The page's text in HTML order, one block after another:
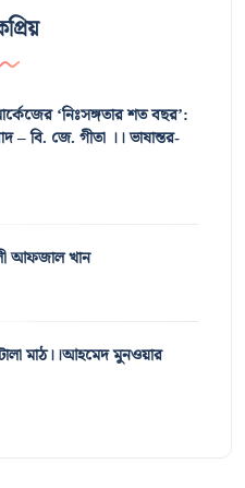
মার্কেজের ‘নিঃসঙ্গতার শত বছর’:
– বি. জে. গীতা ।। ভাষান্তর-
আফজাল খান
মাঠ।।আহমেদ মুনওয়ার